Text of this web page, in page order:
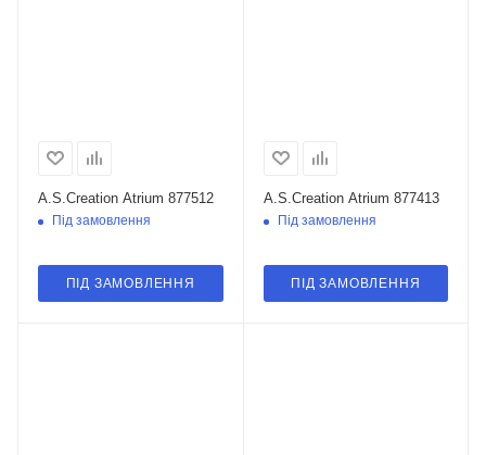
A.S.Creation Atrium 877512
Під замовлення
ПІД ЗАМОВЛЕННЯ
A.S.Creation Atrium 877413
Під замовлення
ПІД ЗАМОВЛЕННЯ